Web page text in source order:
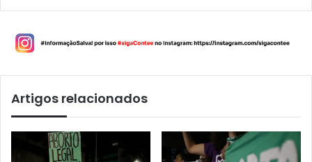
Artigos relacionados